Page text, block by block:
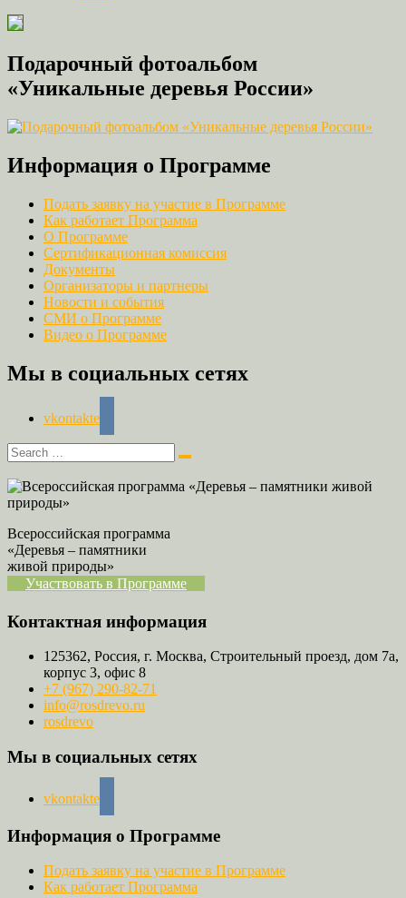
Подарочный фотоальбом
«Уникальные деревья России»
Информация о Программе
Подать заявку на участие в Программе
Как работает Программа
О Программе
Сертификационная комиссия
Документы
Организаторы и партнеры
Новости и события
СМИ о Программе
Видео о Программе
Мы в социальных сетях
vkontakte
Всероссийская программа
«Деревья – памятники
живой природы»
Участвовать в Программе
Контактная информация
125362, Россия, г. Москва, Строительный проезд, дом 7а,
корпус 3, офис 8
+7 (967) 290-82-71
info@rosdrevo.ru
rosdrevo
Мы в социальных сетях
vkontakte
Информация о Программе
Подать заявку на участие в Программе
Как работает Программа